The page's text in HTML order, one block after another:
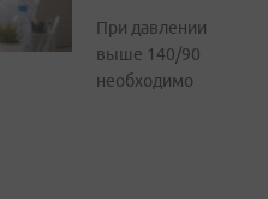
При давлении
выше 140/90
необходимо